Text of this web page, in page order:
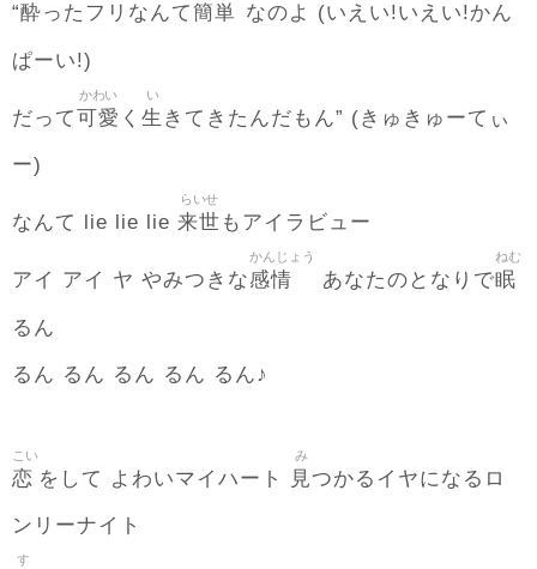
“酔ったフリなんて簡単 なのよ (いえい!いえい!かん
ぱーい!)
だって可愛
かわい
く 生
い
きてきたんだもん” (きゅきゅーてぃ
ー)
なんて lie lie lie 来世
らいせ
もアイラビュー
アイ アイ ヤ やみつきな感情
かんじょう
あなたのとなりで眠
ねむ
るん
るん るん るん るん るん♪
恋
こい
をして よわいマイハート 見
み
つかるイヤになるロ
ンリーナイト
す